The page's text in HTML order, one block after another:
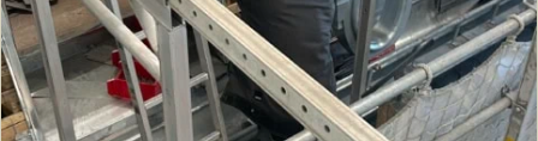
Au-delà de l’emploi, l’Éco-Campus du Bâtiment
permet à chaque apprenant de se construire en
tant qu’individu. La formation développe la
confiance en soi, la rigueur, le sens de
l’engagement et le goût du travail bien fait. Une